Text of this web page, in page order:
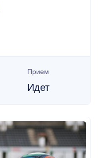
Прием
Идет